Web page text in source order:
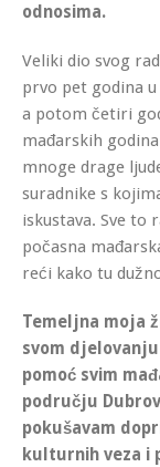
odnosima.
Veliki dio svog
prvo pet godina u
a potom četiri
mađarskih
mnoge drage
suradnike s
iskustava. Sve to
počasna
reći kako tu
Temeljna moja
svom
pomoć svim
području
pokušavam
kulturnih veza i